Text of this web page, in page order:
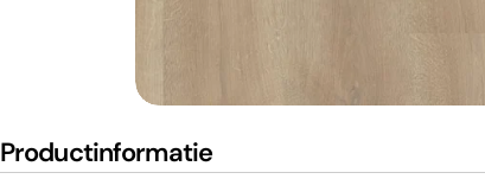
Productinformatie